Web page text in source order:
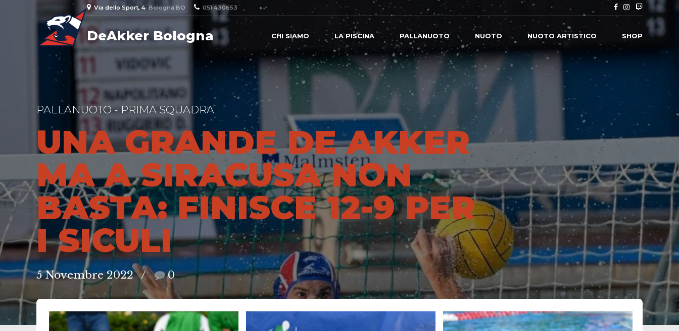
Via dello Sport, 4 Bologna BO 051 430653
DeAkker Bologna CHI SIAMO LA PISCINA PALLANUOTO NUOTO NUOTO ARTISTICO SHOP
PALLANUOTO - PRIMA SQUADRA
UNA GRANDE DE AKKER
MA A SIRACUSA NON
BASTA: FINISCE 12-9 PER
I SICULI
5 Novembre 2022 0